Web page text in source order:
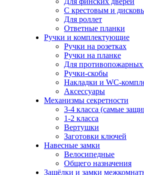
С крестовым и
Для роллет
Ответные планки
Ручки и комплектующие
Ручки на розетках
Ручки на планке
Для
Ручки-скобы
Накладки и WC-
Аксессуары
Механизмы секретности
3-4 класса (самые
1-2 класса
Вертушки
Заготовки ключей
Навесные замки
Велосипедные
Общего назначения
Защёлки и замки